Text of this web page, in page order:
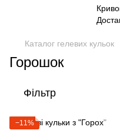
Каталог гелевих кульок
Горошок
Фільтр
−11%